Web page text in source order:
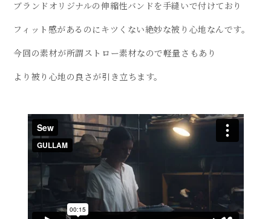
ブランドオリジナルの伸縮性バンドを手縫いで付けており
フィット感があるのにキツくない絶妙な被り心地なんです。
今回の素材が所謂ストロー素材なので軽量さもあり
より被り心地の良さが引き立ちます。